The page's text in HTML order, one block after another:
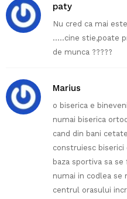
paty
Nu cred ca mai
…..cine stie,poate
de munca ?????
Marius
o biserica e
numai biserica
cand din bani
construiesc
baza sportiva sa
numai in codlea se
centrul orasului